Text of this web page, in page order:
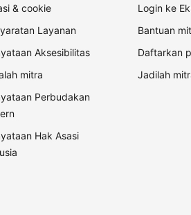
& cookie
Layanan
Aksesibilitas
mitra
Perbudakan
Hak Asasi
Login ke
Bantuan
Daftarkan
Jadilah